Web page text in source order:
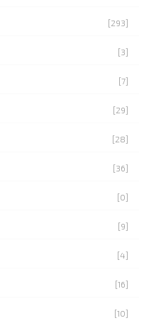
[293]
[3]
[7]
[29]
[28]
[36]
[0]
[9]
[4]
[16]
[10]